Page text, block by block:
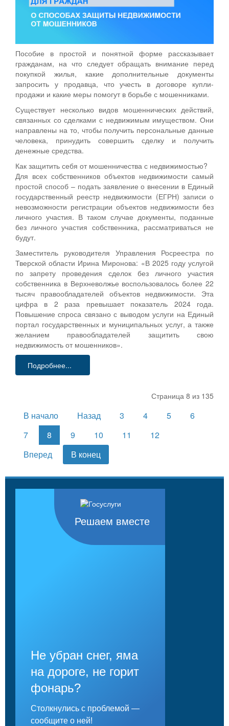
Пособие в простой и понятной форме рассказывает
гражданам, на что следует обращать внимание перед
покупкой жилья, какие дополнительные документы
запросить у продавца, что учесть в договоре купли-
продажи и какие меры помогут в борьбе с мошенниками.
Существует несколько видов мошеннических действий,
связанных со сделками с недвижимым имуществом. Они
направлены на то, чтобы получить персональные данные
человека, принудить совершить сделку и получить
денежные средства.
Как защитить себя от мошенничества с недвижимостью?
Для всех собственников объектов недвижимости самый
простой способ – подать заявление о внесении в Единый
государственный реестр недвижимости (ЕГРН) записи о
невозможности регистрации объектов недвижимости без
личного участия. В таком случае документы, поданные
без личного участия собственника, рассматриваться не
будут.
Заместитель руководителя Управления Росреестра по
Тверской области Ирина Миронова: «В 2025 году услугой
по запрету проведения сделок без личного участия
собственника в Верхневолжье воспользовалось более 22
тысяч правообладателей объектов недвижимости. Эта
цифра в 2 раза превышает показатель 2024 года.
Повышение спроса связано с выводом услуги на Единый
портал государственных и муниципальных услуг, а также
желанием правообладателей защитить свою
недвижимость от мошенников».
Подробнее...
Страница 8 из 135
В начало Назад 3 4 5
6
7
8 9 10 11
12
Вперед
В конец
Решаем вместе
Не убран снег, яма
на дороге, не горит
фонарь?
Столкнулись с проблемой —
сообщите о ней!